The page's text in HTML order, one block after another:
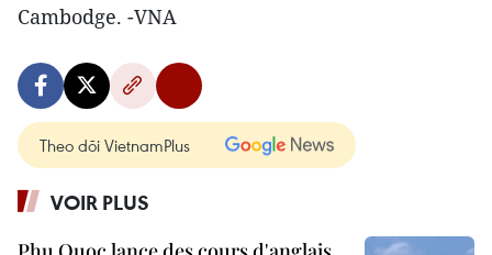
Cambodge. -VNA
Theo dõi VietnamPlus
VOIR PLUS